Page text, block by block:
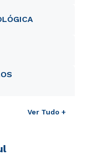
Ver Tudo +